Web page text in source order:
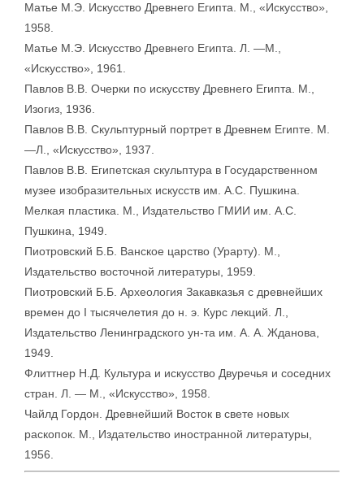
Матье М.Э. Искусство Древнего Египта. М., «Искусство»,
1958.
Матье М.Э. Искусство Древнего Египта. Л. —М.,
«Искусство», 1961.
Павлов В.В. Очерки по искусству Древнего Египта. М.,
Изогиз, 1936.
Павлов В.В. Скульптурный портрет в Древнем Египте. М.
—Л., «Искусство», 1937.
Павлов В.В. Египетская скульптура в Государственном
музее изобразительных искусств им. А.С. Пушкина.
Мелкая пластика. М., Издательство ГМИИ им. А.С.
Пушкина, 1949.
Пиотровский Б.Б. Ванское царство (Урарту). М.,
Издательство восточной литературы, 1959.
Пиотровский Б.Б. Археология Закавказья с древнейших
времен до I тысячелетия до н. э. Курс лекций. Л.,
Издательство Ленинградского ун-та им. А. А. Жданова,
1949.
Флиттнер Н.Д. Культура и искусство Двуречья и соседних
стран. Л. — М., «Искусство», 1958.
Чайлд Гордон. Древнейший Восток в свете новых
раскопок. М., Издательство иностранной литературы,
1956.